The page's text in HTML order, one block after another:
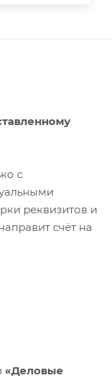
с
реквизитов и
счёт на
«Деловые